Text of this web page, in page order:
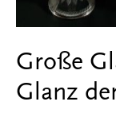
Große
Glanz